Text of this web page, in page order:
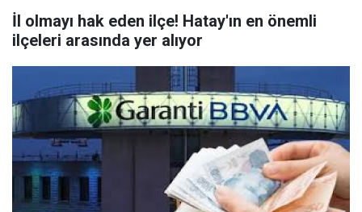
İl olmayı hak eden ilçe! Hatay'ın en önemli
ilçeleri arasında yer alıyor